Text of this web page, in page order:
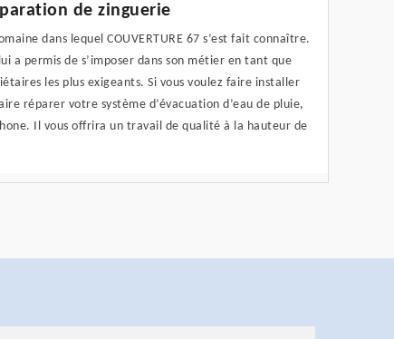
de zinguerie
dans lequel COUVERTURE 67 s’est fait connaître.
a permis de s’imposer dans son métier en tant que
les plus exigeants. Si vous voulez faire installer
réparer votre système d’évacuation d’eau de pluie,
Il vous offrira un travail de qualité à la hauteur de